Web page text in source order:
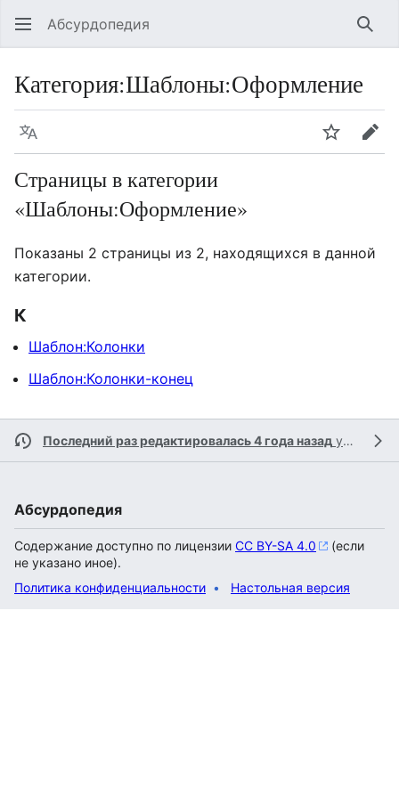
Абсурдопедия
Категория:Шаблоны:Оформление
Язык
Страницы в категории
«Шаблоны:Оформление»
Показаны 2 страницы из 2, находящихся в данной
категории.
К
Шаблон:Колонки
Шаблон:Колонки-конец
Последний раз редактировалась 4 года назад участником
Абсурдопедия
Содержание доступно по лицензии CC BY-SA 4.0
(если
не указано иное).
Политика конфиденциальности
Настольная версия